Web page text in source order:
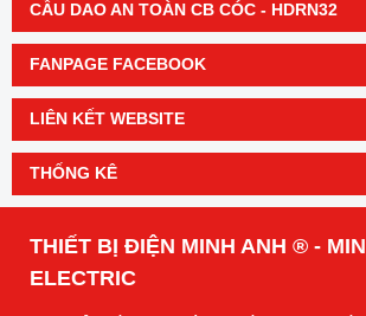
CẦU DAO AN TOÀN CB CÓC - HDRN32
FANPAGE FACEBOOK
LIÊN KẾT WEBSITE
THỐNG KÊ
THIẾT BỊ ĐIỆN MINH ANH ® -
ELECTRIC